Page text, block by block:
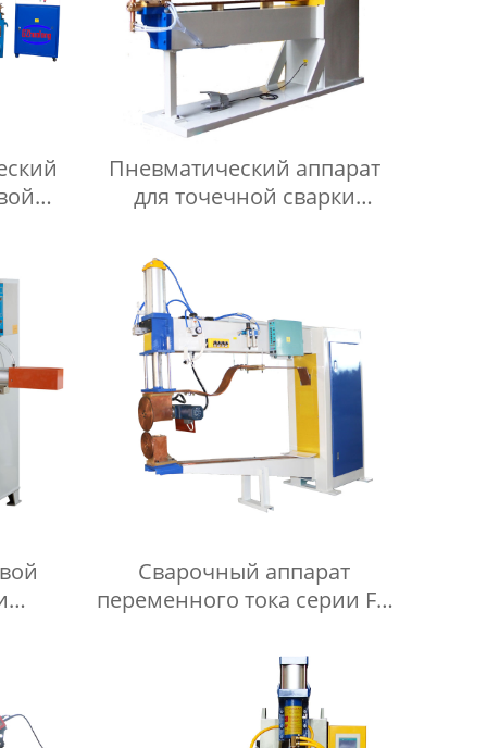
Пневматический аппарат
для точечной сварки
Сварочный аппарат
переменного тока серии FN